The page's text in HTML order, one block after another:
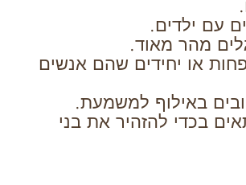
עם ילדים.
מהר מאוד.
או יחידים שהם אנשים
באילוף למשמעת.
בכדי להזהיר את בני